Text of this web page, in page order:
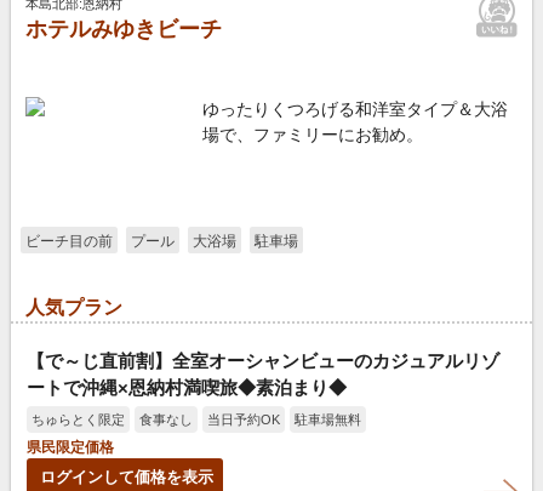
本島北部:恩納村
ホテルみゆきビーチ
ゆったりくつろげる和洋室タイプ＆大浴
場で、ファミリーにお勧め。
ビーチ目の前 プール 大浴場 駐車場
人気プラン
【で～じ直前割】全室オーシャンビューのカジュアルリゾ
ートで沖縄×恩納村満喫旅◆素泊まり◆
ちゅらとく限定 食事なし 当日予約OK
駐車場無料
県民限定価格
ログインして価格を表示